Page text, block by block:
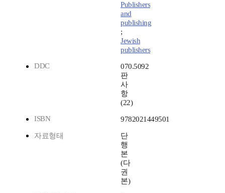
Publishers
and
publishing
;
Jewish
publishers
DDC
070.5092
판
사
항
(22)
ISBN
9782021449501
자료형태
단
행
본
(다
권
본)